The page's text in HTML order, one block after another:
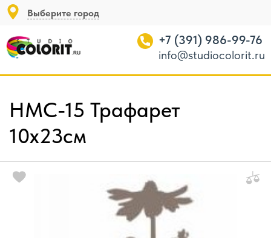
Выберите город
+7 (391) 986-99-76
info@studiocolorit.ru
НМС-15 Трафарет
10х23см